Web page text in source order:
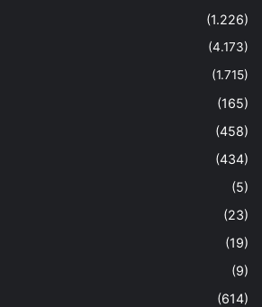
(1.226)
(4.173)
(1.715)
(165)
(458)
(434)
(5)
(23)
(19)
(9)
(614)